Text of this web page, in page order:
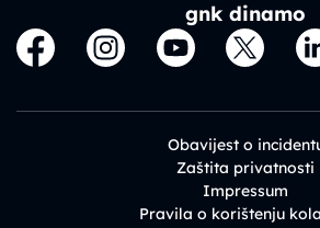
gnk dinamo
Obavijest o
Zaštita privatnosti
Impressum
Pravila o korištenju